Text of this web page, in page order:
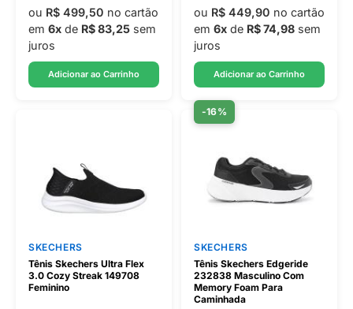
ou R$ 499,50 no cartão
em 6x de R$ 83,25 sem
juros
Adicionar ao Carrinho
ou R$ 449,90 no cartão
em 6x de R$ 74,98 sem
juros
Adicionar ao Carrinho
SKECHERS
Tênis Skechers Ultra Flex
3.0 Cozy Streak 149708
Feminino
-16%
SKECHERS
Tênis Skechers Edgeride
232838 Masculino Com
Memory Foam Para
Caminhada